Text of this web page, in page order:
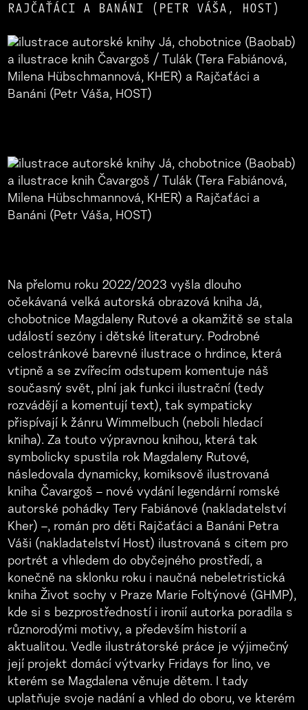
RAJČAŤÁCI A BANÁNI (PETR VÁŠA, HOST)
Na přelomu roku 2022/2023 vyšla dlouho
očekávaná velká autorská obrazová kniha Já,
chobotnice Magdaleny Rutové a okamžitě se stala
událostí sezóny i dětské literatury. Podrobné
celostránkové barevné ilustrace o hrdince, která
vtipně a se zvířecím odstupem komentuje náš
současný svět, plní jak funkci ilustrační (tedy
rozvádějí a komentují text), tak sympaticky
přispívají k žánru Wimmelbuch (neboli hledací
kniha). Za touto výpravnou knihou, která tak
symbolicky spustila rok Magdaleny Rutové,
následovala dynamicky, komiksově ilustrovaná
kniha Čavargoš – nové vydání legendární romské
autorské pohádky Tery Fabiánové (nakladatelství
Kher) –, román pro děti Rajčaťáci a Banáni Petra
Váši (nakladatelství Host) ilustrovaná s citem pro
portrét a vhledem do obyčejného prostředí, a
konečně na sklonku roku i naučná nebeletristická
kniha Život sochy v Praze Marie Foltýnové (GHMP),
kde si s bezprostředností i ironií autorka poradila s
různorodými motivy, a především historií a
aktualitou. Vedle ilustrátorské práce je výjimečný
její projekt domácí výtvarky Fridays for lino, ve
kterém se Magdalena věnuje dětem. I tady
uplatňuje svoje nadání a vhled do oboru, ve kterém